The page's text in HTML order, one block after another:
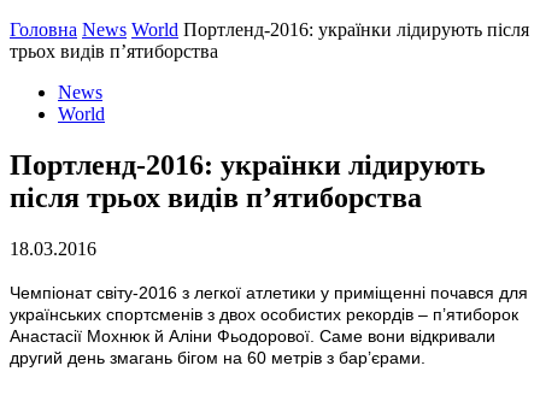
Головна News World Портленд-2016: українки лідирують після
трьох видів п’ятиборства
News
World
Портленд-2016: українки лідирують
після трьох видів п’ятиборства
18.03.2016
Чемпіонат світу-2016 з легкої атлетики у приміщенні почався для
українських спортсменів з двох особистих рекордів – п’ятиборок
Анастасії Мохнюк й Аліни Фьодорової. Саме вони відкривали
другий день змагань бігом на 60 метрів з бар’єрами.